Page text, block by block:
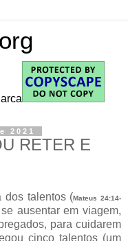
2021
RETER E
dos talentos (Mateus 24:14-
ausentar em viagem,
para cuidarem
cinco talentos (um